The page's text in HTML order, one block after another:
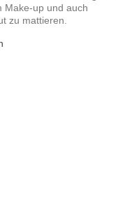
Make-up und auch
zu mattieren.